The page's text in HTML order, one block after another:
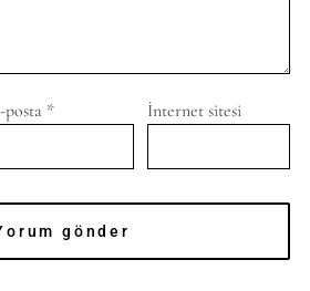
posta * İnternet sitesi